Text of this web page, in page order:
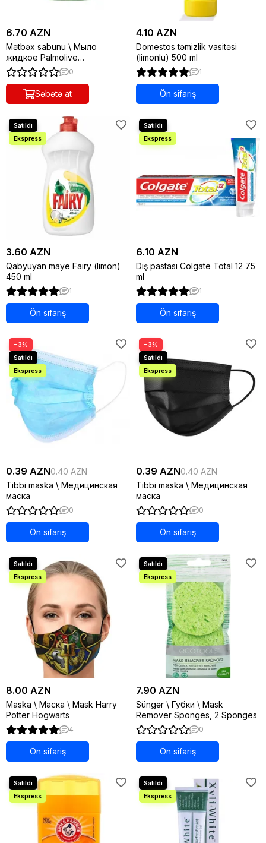
6.70 AZN
Mətbəx sabunu \ Мыло
жидкое Palmolive
Нейтрализующее запах
300мл
0
Səbətə at
4.10 AZN
Domestos təmizlik vasitəsi
(limonlu) 500 ml
1
Ön sifariş
3.60 AZN
Qabyuyan maye Fairy (limon)
450 ml
1
Ön sifariş
6.10 AZN
Diş pastası Colgate Total 12 75
ml
1
Ön sifariş
−3%
0.39 AZN0.40 AZN
Tibbi maska \ Медицинская
маска
0
Ön sifariş
−3%
0.39 AZN0.40 AZN
Tibbi maska \ Медицинская
маска
0
Ön sifariş
8.00 AZN
Maska \ Маска \ Mask Harry
Potter Hogwarts
4
Ön sifariş
7.90 AZN
Süngər \ Губки \ Mask
Remover Sponges, 2 Sponges
0
Ön sifariş